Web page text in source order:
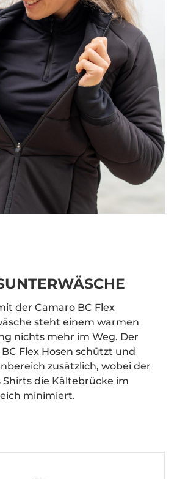
der Camaro BC Flex
steht einem warmen
nichts mehr im Weg. Der
Flex Hosen schützt und
zusätzlich, wobei der
Shirts die Kältebrücke im
minimiert.